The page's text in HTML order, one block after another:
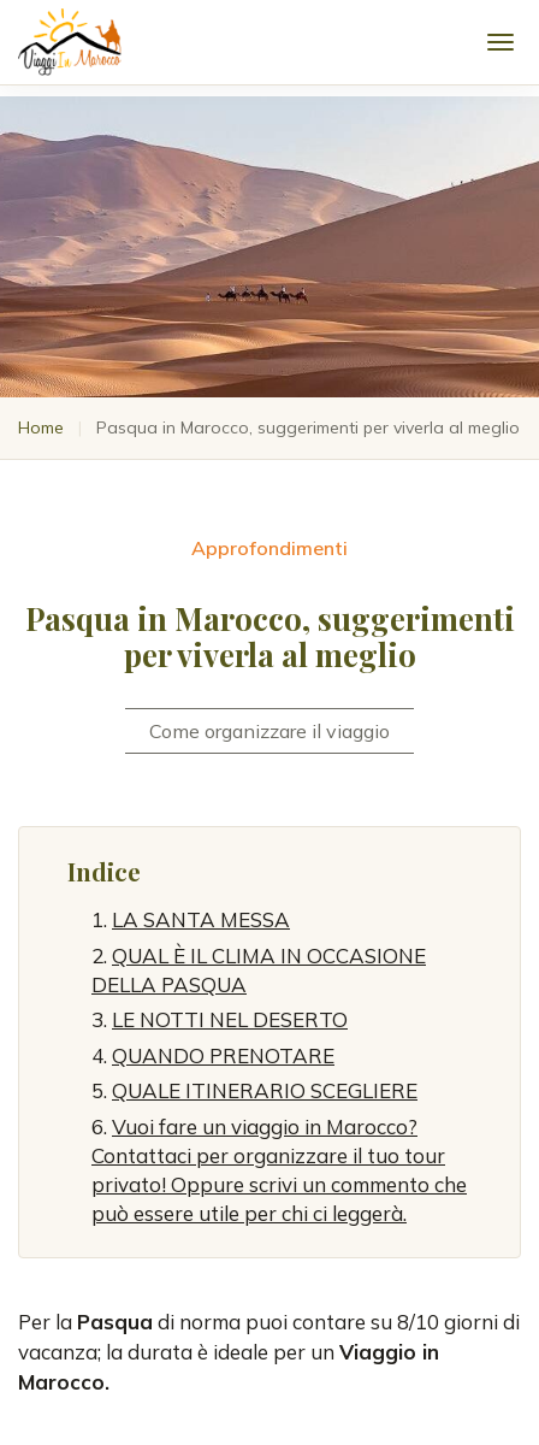
Home | Pasqua in Marocco, suggerimenti per viverla al meglio
Approfondimenti
Pasqua in Marocco, suggerimenti
per viverla al meglio
Come organizzare il viaggio
Indice
LA SANTA MESSA
QUAL È IL CLIMA IN OCCASIONE
DELLA PASQUA
LE NOTTI NEL DESERTO
QUANDO PRENOTARE
QUALE ITINERARIO SCEGLIERE
Vuoi fare un viaggio in Marocco?
Contattaci per organizzare il tuo tour
privato! Oppure scrivi un commento che
può essere utile per chi ci leggerà.
Per la Pasqua di norma puoi contare su 8/10 giorni di
vacanza; la durata è ideale per un Viaggio in
Marocco.